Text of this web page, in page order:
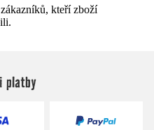
kteří zboží
platby